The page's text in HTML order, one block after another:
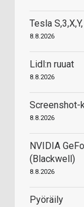
Tesla
8.8.2026
Lidl:n ruuat
8.8.2026
Screenshot-
8.8.2026
NVIDIA
(Blackwell)
8.8.2026
Pyöräily